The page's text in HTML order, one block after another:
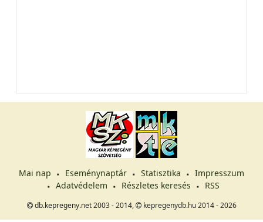
Mai nap Eseménynaptár Statisztika
Impresszum
Adatvédelem
Részletes keresés RSS
db.kepregeny.net 2003 - 2014, kepregenydb.hu 2014 - 2026